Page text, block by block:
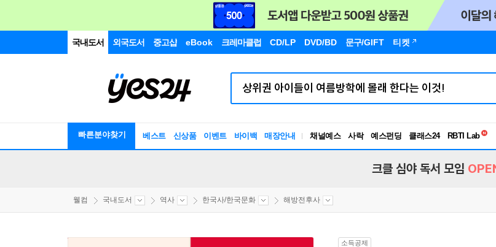
국내도서 외국도서 중고샵 eBook 크레마클럽 CD/LP DVD/BD 문구/GIFT 티켓
빠른분야찾기 베스트 신상품 이벤트 바이백 매장안내 채널예스 사락 예스펀딩 클래스24
독서유형검사
크클 심야 독서 모임
웰컴 국내도서 역사 한국사/한국문화 해방전후사
소득공제